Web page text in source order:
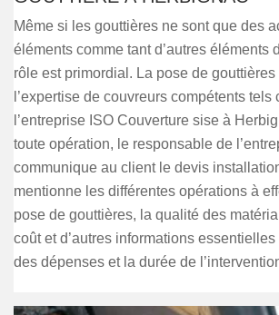
Même si les gouttières ne sont que des
éléments comme tant d’autres éléments
rôle est primordial. La pose de gouttières
l’expertise de couvreurs compétents tels
l’entreprise ISO Couverture sise à
toute opération, le responsable de
communique au client le devis
mentionne les différentes opérations à
pose de gouttières, la qualité des
coût et d’autres informations essentielles
des dépenses et la durée de